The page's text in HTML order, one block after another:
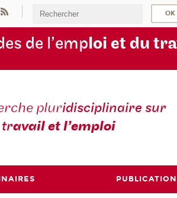
de l’emploi et du
pluridisciplinaire sur
travail et l’emploi